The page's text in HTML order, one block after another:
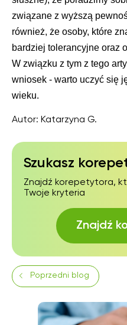
związane z wyższą
również, że osoby, które
bardziej tolerancyjne oraz
W związku z tym z tego
wniosek - warto uczyć się
wieku.
Autor: Katarzyna G.
Szukasz
Znajdź korepetytora,
Twoje kryteria
Znajdź
Poprzedni blog